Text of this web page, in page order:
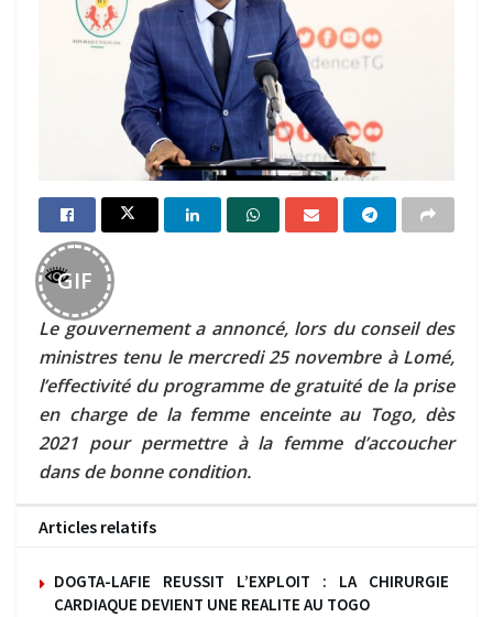
GIF
Le gouvernement a annoncé, lors du conseil des
ministres tenu le mercredi 25 novembre à Lomé,
l’effectivité du programme de gratuité de la prise
en charge de la femme enceinte au Togo, dès
2021 pour permettre à la femme d’accoucher
dans de bonne condition.
Articles relatifs
DOGTA-LAFIE REUSSIT L’EXPLOIT : LA CHIRURGIE
CARDIAQUE DEVIENT UNE REALITE AU TOGO